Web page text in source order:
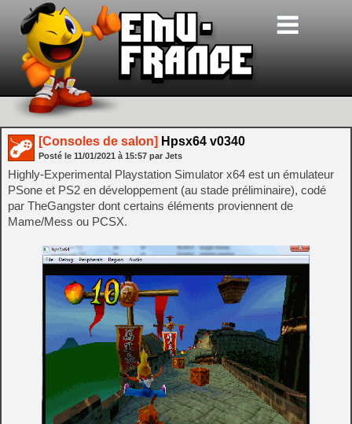
[Consoles de salon] Hpsx64 v0340
Posté le 11/01/2021 à 15:57 par Jets
Highly-Experimental Playstation Simulator x64 est un émulateur
PSone et PS2 en développement (au stade préliminaire), codé
par TheGangster dont certains éléments proviennent de
Mame/Mess ou PCSX.